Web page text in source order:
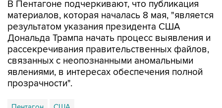
результатом указания президента США
Дональда Трампа начать процесс выявления и
рассекречивания правительственных файлов,
связанных с неопознанными аномальными
явлениями, в интересах обеспечения полной
прозрачности".
Пентагон США